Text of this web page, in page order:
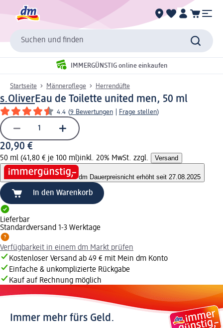
Suchen und finden
IMMERGÜNSTIG online einkaufen
Startseite Männerpflege Herrendüfte
s.OliverEau de Toilette united men, 50 ml
4.4 (9 Bewertungen Frage stellen)
20,90 €
50 ml (41,80 € je 100 ml)inkl. 20% MwSt. zzgl. Versand
dm Dauerpreisnicht erhöht seit 27.08.2025
In den Warenkorb
Lieferbar
Standardversand 1-3 Werktage
Verfügbarkeit in einem dm Markt prüfen
Kostenloser Versand ab 49 € mit Mein dm Konto
Einfache & unkomplizierte Rückgabe
Kauf auf Rechnung möglich
Immer mehr fürs Geld.